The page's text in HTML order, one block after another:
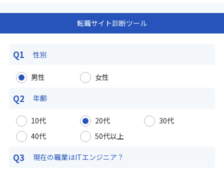
転職サイト診断ツール
Q1 性別
男性 女性
Q2 年齢
10代 20代
30代
40代
50代以上
Q3 現在の職業はITエンジニア？